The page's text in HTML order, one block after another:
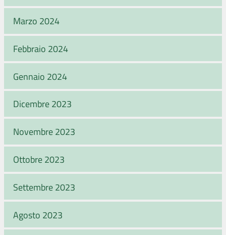
Marzo 2024
Febbraio 2024
Gennaio 2024
Dicembre 2023
Novembre 2023
Ottobre 2023
Settembre 2023
Agosto 2023